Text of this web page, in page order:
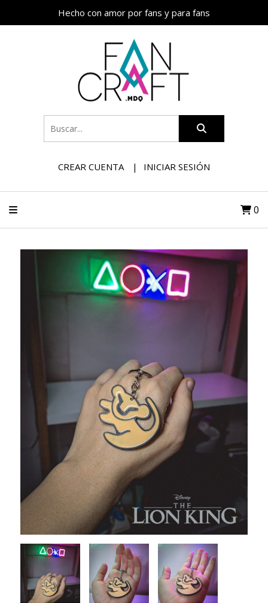
Hecho con amor por fans y para fans
CREAR CUENTA INICIAR SESIÓN
0